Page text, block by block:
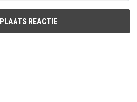
PLAATS REACTIE